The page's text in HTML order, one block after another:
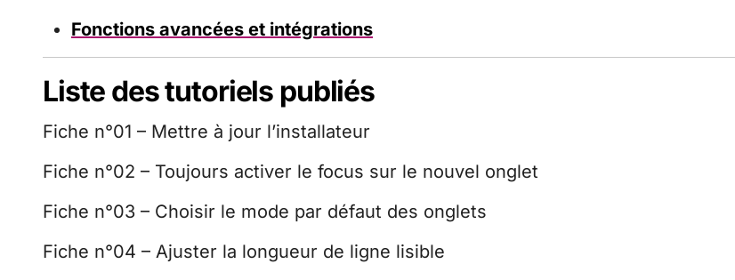
Fonctions avancées et intégrations
Liste des tutoriels publiés
Fiche n°01 – Mettre à jour l’installateur
Fiche n°02 – Toujours activer le focus sur le nouvel onglet
Fiche n°03 – Choisir le mode par défaut des onglets
Fiche n°04 – Ajuster la longueur de ligne lisible